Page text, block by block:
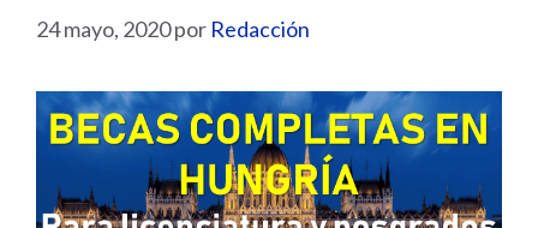
24 mayo, 2020por Redacción